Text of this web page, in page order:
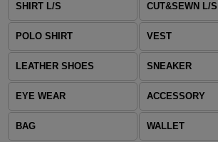
SHIRT L/S CUT&SEWN L/S
POLO SHIRT VEST
LEATHER SHOES SNEAKER
EYE WEAR ACCESSORY
BAG WALLET